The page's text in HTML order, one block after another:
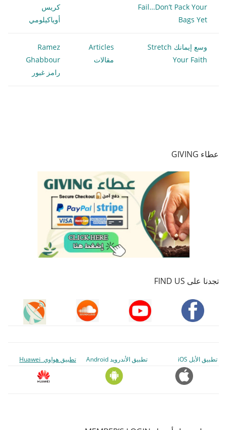
Fail…Don’t Pack Your
Bags Yet
كريس
أوياكيلومي
وسع إيمانك Stretch
Your Faith
Articles
مقالات
Ramez
Ghabbour
رامز غبور
عطاء GIVING
تجدنا على FIND US
تطبيق الأبل iOS تطبيق الأندرويد Android تطبيق هواوي Huawei